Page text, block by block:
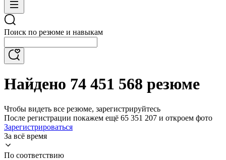
Поиск по резюме и навыкам
Найдено 74 451 568 резюме
Чтобы видеть все резюме, зарегистрируйтесь
После регистрации покажем ещё 65 351 207 и откроем фото
Зарегистрироваться
За всё время
По соответствию